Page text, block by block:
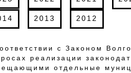
2013 2012
с Законом
реализации
отдельные